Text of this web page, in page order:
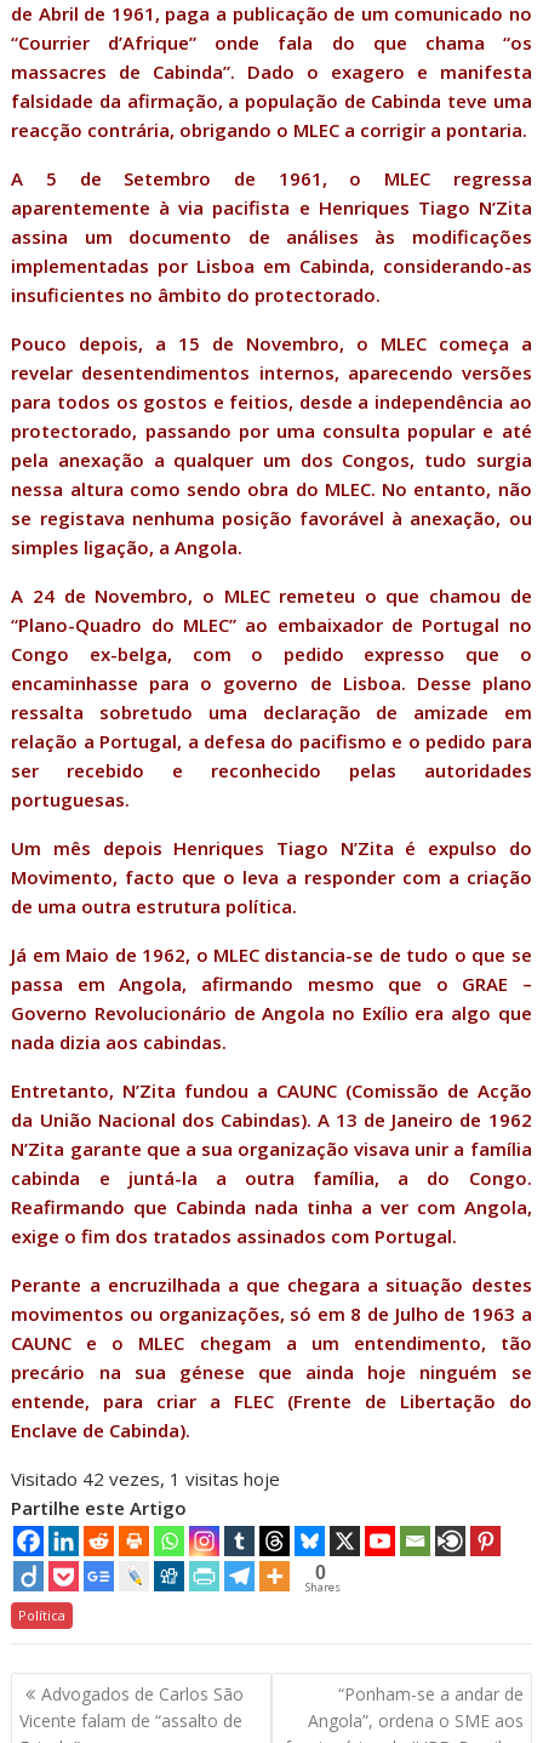
de Abril de 1961, paga a publicação de um comunicado no
“Courrier d’Afrique” onde fala do que chama “os
massacres de Cabinda”. Dado o exagero e manifesta
falsidade da afirmação, a população de Cabinda teve uma
reacção contrária, obrigando o MLEC a corrigir a pontaria.
A 5 de Setembro de 1961, o MLEC regressa
aparentemente à via pacifista e Henriques Tiago N’Zita
assina um documento de análises às modificações
implementadas por Lisboa em Cabinda, considerando-as
insuficientes no âmbito do protectorado.
Pouco depois, a 15 de Novembro, o MLEC começa a
revelar desentendimentos internos, aparecendo versões
para todos os gostos e feitios, desde a independência ao
protectorado, passando por uma consulta popular e até
pela anexação a qualquer um dos Congos, tudo surgia
nessa altura como sendo obra do MLEC. No entanto, não
se registava nenhuma posição favorável à anexação, ou
simples ligação, a Angola.
A 24 de Novembro, o MLEC remeteu o que chamou de
“Plano-Quadro do MLEC” ao embaixador de Portugal no
Congo ex-belga, com o pedido expresso que o
encaminhasse para o governo de Lisboa. Desse plano
ressalta sobretudo uma declaração de amizade em
relação a Portugal, a defesa do pacifismo e o pedido para
ser recebido e reconhecido pelas autoridades
portuguesas.
Um mês depois Henriques Tiago N’Zita é expulso do
Movimento, facto que o leva a responder com a criação
de uma outra estrutura política.
Já em Maio de 1962, o MLEC distancia-se de tudo o que se
passa em Angola, afirmando mesmo que o GRAE –
Governo Revolucionário de Angola no Exílio era algo que
nada dizia aos cabindas.
Entretanto, N’Zita fundou a CAUNC (Comissão de Acção
da União Nacional dos Cabindas). A 13 de Janeiro de 1962
N’Zita garante que a sua organização visava unir a família
cabinda e juntá-la a outra família, a do Congo.
Reafirmando que Cabinda nada tinha a ver com Angola,
exige o fim dos tratados assinados com Portugal.
Perante a encruzilhada a que chegara a situação destes
movimentos ou organizações, só em 8 de Julho de 1963 a
CAUNC e o MLEC chegam a um entendimento, tão
precário na sua génese que ainda hoje ninguém se
entende, para criar a FLEC (Frente de Libertação do
Enclave de Cabinda).
Visitado 42 vezes, 1 visitas hoje
Partilhe este Artigo
0
Shares
Política
Navegação
de
Advogados de Carlos São
Vicente falam de “assalto de
“Ponham-se a andar de
Angola”, ordena o SME aos